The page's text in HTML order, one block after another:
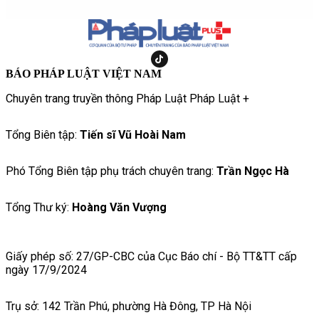
BÁO PHÁP LUẬT VIỆT NAM
Chuyên trang truyền thông Pháp Luật Pháp Luật +
Tổng Biên tập: Tiến sĩ Vũ Hoài Nam
Phó Tổng Biên tập phụ trách chuyên trang: Trần Ngọc Hà
Tổng Thư ký: Hoàng Văn Vượng
Giấy phép số: 27/GP-CBC của Cục Báo chí - Bộ TT&TT cấp
ngày 17/9/2024
Trụ sở: 142 Trần Phú, phường Hà Đông, TP Hà Nội